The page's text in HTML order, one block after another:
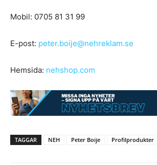
Mobil: 0705 81 31 99
E-post: peter.boije@nehreklam.se
Hemsida: nehshop.com
TAGGAR NEH Peter Boije Profilprodukter